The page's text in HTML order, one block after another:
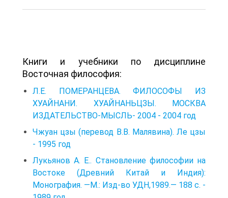
Книги и учебники по дисциплине
Восточная философия:
Л.E. ПОМЕРАНЦЕВА. ФИЛОСОФЫ ИЗ
ХУАЙНАНИ. ХУАЙНАНЬЦЗЫ. МОСКВА
ИЗДАТЕЛЬСТВО-МЫСЛЬ- 2004 - 2004 год
Чжуан цзы (перевод В.В. Малявина). Ле цзы
- 1995 год
Лукьянов А. Е.. Становление философии на
Востоке (Древний Китай и Индия):
Монография. —М.: Изд-во УДН,1989.— 188 с. -